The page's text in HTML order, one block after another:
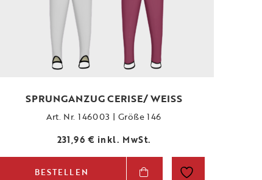
SPRUNGANZUG CERISE/ WEISS
Art. Nr. 146003 | Größe 146
231,96 € inkl. MwSt.
BESTELLEN